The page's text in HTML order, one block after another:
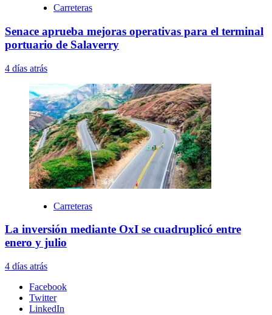
Carreteras
Senace aprueba mejoras operativas para el terminal
portuario de Salaverry
4 días atrás
Carreteras
La inversión mediante OxI se cuadruplicó entre
enero y julio
4 días atrás
Facebook
Twitter
LinkedIn